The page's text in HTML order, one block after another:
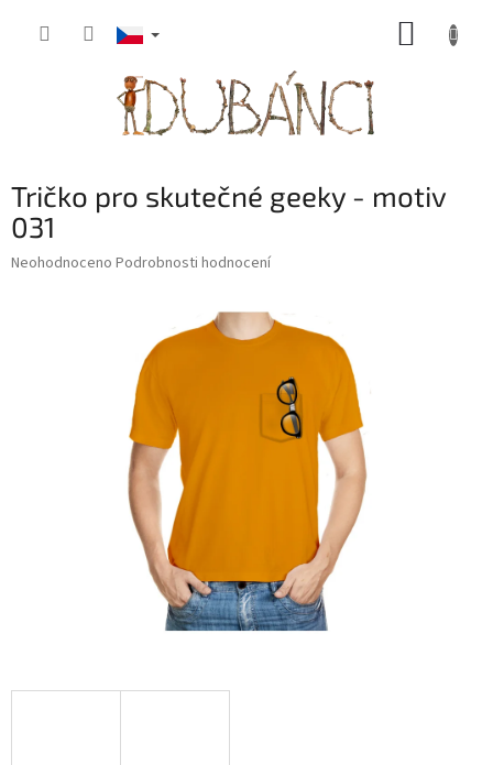
Tričko pro skutečné geeky - motiv
031
Průměrné
Neohodnoceno Podrobnosti hodnocení